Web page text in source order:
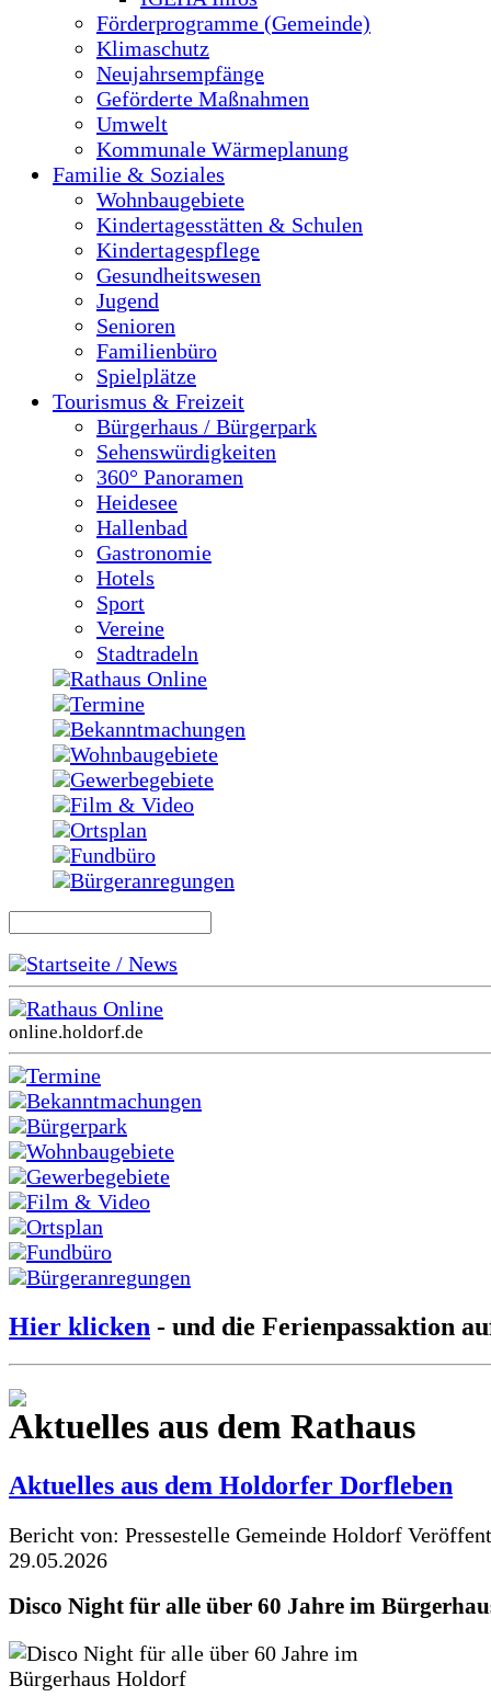
Förderprogramme (Gemeinde)
Klimaschutz
Neujahrsempfänge
Geförderte Maßnahmen
Umwelt
Kommunale Wärmeplanung
Familie & Soziales
Wohnbaugebiete
Kindertagesstätten & Schulen
Kindertagespflege
Gesundheitswesen
Jugend
Senioren
Familienbüro
Spielplätze
Tourismus & Freizeit
Bürgerhaus / Bürgerpark
Sehenswürdigkeiten
360° Panoramen
Heidesee
Hallenbad
Gastronomie
Hotels
Sport
Vereine
Stadtradeln
Rathaus Online
Termine
Bekanntmachungen
Wohnbaugebiete
Gewerbegebiete
Film & Video
Ortsplan
Fundbüro
Bürgeranregungen
Startseite / News
Rathaus Online
online.holdorf.de
Termine
Bekanntmachungen
Bürgerpark
Wohnbaugebiete
Gewerbegebiete
Film & Video
Ortsplan
Fundbüro
Bürgeranregungen
Hier klicken - und die Ferienpassaktion
Aktuelles aus dem Rathaus
Aktuelles aus dem Holdorfer Dorfleben
Bericht von: Pressestelle Gemeinde Holdorf
29.05.2026
Disco Night für alle über 60 Jahre im